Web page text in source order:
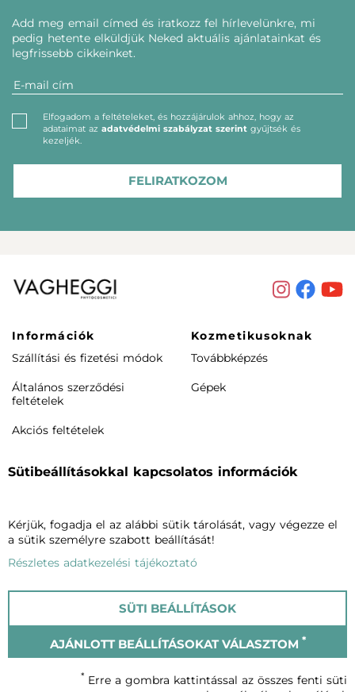
Add meg email címed és iratkozz fel hírlevelünkre, mi
pedig hetente elküldjük Neked aktuális ajánlatainkat és
legfrissebb cikkeinket.
Elfogadom a feltételeket, és hozzájárulok ahhoz, hogy az
adataimat az adatvédelmi szabályzat szerint gyűjtsék és
kezeljék.
FELIRATKOZOM
Információk
Szállítási és fizetési módok
Általános szerződési
feltételek
Akciós feltételek
visszaküldés
Kozmetikusoknak
Továbbképzés
Gépek
Arcápolás
Testápolás
Phytomake-up
Vagheggiről
Szalonkereső
Blog
Kapcsolat
© Vagheggi 2023
Cookie-król szóló tájékoztató Impresszum
Sütibeállításokkal kapcsolatos információk
Kérjük, fogadja el az alábbi sütik tárolását, vagy végezze el
a sütik személyre szabott beállítását!
Részletes adatkezelési tájékoztató
SÜTI BEÁLLÍTÁSOK
AJÁNLOTT BEÁLLÍTÁSOKAT VÁLASZTOM *
* Erre a gombra kattintással az összes fenti süti